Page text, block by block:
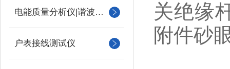
电能质量分析仪|谐波测试
户表接线测试仪
关绝缘
附件砂